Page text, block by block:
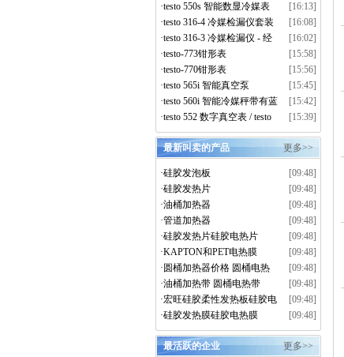
修-上门拆解维保服务
·testo 550s 智能数显冷媒表
真空套装
[16:13]
·testo 316-4 冷媒检漏仪套装
[16:08]
·testo 316-3 冷媒检漏仪 - 经
济型
[16:02]
·testo-773钳形表
[15:58]
·testo-770钳形表
[15:56]
·testo 565i 智能真空泵
[15:45]
·testo 560i 智能冷媒秤带有蓝
牙功能
[15:42]
·testo 552 数字真空表 / testo
552i 智能真空探头
[15:39]
更多>>
最新叫卖的产品
·硅胶发泡板
[09:48]
·硅胶发热片
[09:48]
·油桶加热器
[09:48]
·管道加热器
[09:48]
·硅胶发热片硅胶电热片
[09:48]
·KAPTON和PET电热膜
[09:48]
· 圆桶加热器价格 圆桶电热
带厂家
[09:48]
·油桶加热带 圆桶电热带
[09:48]
·宏旺硅胶柔性发热板硅胶电
热板
[09:48]
·硅胶发热膜硅胶电热膜 [09:48]
更多>>
最活跃的企业